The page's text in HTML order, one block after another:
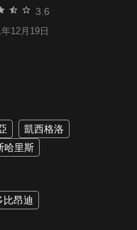
3.6
12月19日
凱西格洛
哈里斯
比昂迪